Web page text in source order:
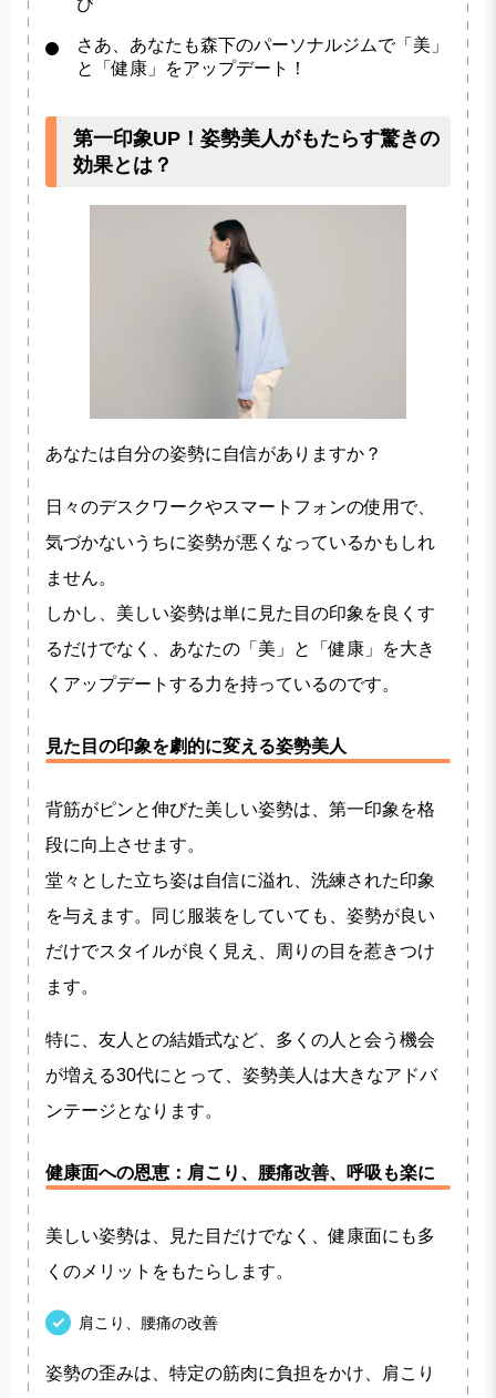
び
さあ、あなたも森下のパーソナルジムで「美」
と「健康」をアップデート！
第一印象UP！姿勢美人がもたらす驚きの
効果とは？
あなたは自分の姿勢に自信がありますか？
日々のデスクワークやスマートフォンの使用で、
気づかないうちに姿勢が悪くなっているかもしれ
ません。
しかし、美しい姿勢は単に見た目の印象を良くす
るだけでなく、あなたの「美」と「健康」を大き
くアップデートする力を持っているのです。
見た目の印象を劇的に変える姿勢美人
背筋がピンと伸びた美しい姿勢は、第一印象を格
段に向上させます。
堂々とした立ち姿は自信に溢れ、洗練された印象
を与えます。同じ服装をしていても、姿勢が良い
だけでスタイルが良く見え、周りの目を惹きつけ
ます。
特に、友人との結婚式など、多くの人と会う機会
が増える30代にとって、姿勢美人は大きなアドバ
ンテージとなります。
健康面への恩恵：肩こり、腰痛改善、呼吸も楽に
美しい姿勢は、見た目だけでなく、健康面にも多
くのメリットをもたらします。
肩こり、腰痛の改善
姿勢の歪みは、特定の筋肉に負担をかけ、肩こり